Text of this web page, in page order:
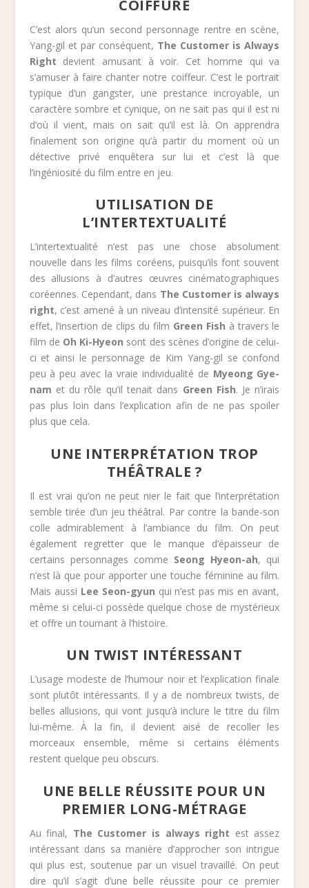
COIFFURE
C’est alors qu’un second personnage rentre en scène,
Yang-gil et par conséquent, The Customer is Always
Right devient amusant à voir. Cet homme qui va
s’amuser à faire chanter notre coiffeur. C’est le portrait
typique d’un gangster, une prestance incroyable, un
caractère sombre et cynique, on ne sait pas qui il est ni
d’où il vient, mais on sait qu’il est là. On apprendra
finalement son origine qu’à partir du moment où un
détective privé enquêtera sur lui et c’est là que
l’ingéniosité du film entre en jeu.
UTILISATION DE
L’INTERTEXTUALITÉ
L’intertextualité n’est pas une chose absolument
nouvelle dans les films coréens, puisqu’ils font souvent
des allusions à d’autres œuvres cinématographiques
coréennes. Cependant, dans The Customer is always
right, c’est amené à un niveau d’intensité supérieur. En
effet, l’insertion de clips du film Green Fish à travers le
film de Oh Ki-Hyeon sont des scènes d’origine de celui-
ci et ainsi le personnage de Kim Yang-gil se confond
peu à peu avec la vraie individualité de Myeong Gye-
nam et du rôle qu’il tenait dans Green Fish. Je n’irais
pas plus loin dans l’explication afin de ne pas spoiler
plus que cela.
UNE INTERPRÉTATION TROP
THÉÂTRALE ?
Il est vrai qu’on ne peut nier le fait que l’interprétation
semble tirée d’un jeu théâtral. Par contre la bande-son
colle admirablement à l’ambiance du film. On peut
également regretter que le manque d’épaisseur de
certains personnages comme Seong Hyeon-ah, qui
n’est là que pour apporter une touche féminine au film.
Mais aussi Lee Seon-gyun qui n’est pas mis en avant,
même si celui-ci possède quelque chose de mystérieux
et offre un tournant à l’histoire.
UN TWIST INTÉRESSANT
L’usage modeste de l’humour noir et l’explication finale
sont plutôt intéressants. Il y a de nombreux twists, de
belles allusions, qui vont jusqu’à inclure le titre du film
lui-même. À la fin, il devient aisé de recoller les
morceaux ensemble, même si certains éléments
restent quelque peu obscurs.
UNE BELLE RÉUSSITE POUR UN
PREMIER LONG-MÉTRAGE
Au final, The Customer is always right est assez
intéressant dans sa manière d’approcher son intrigue
qui plus est, soutenue par un visuel travaillé. On peut
dire qu’il s’agit d’une belle réussite pour ce premier